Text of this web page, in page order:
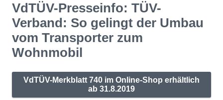
VdTÜV-Presseinfo: TÜV-
Verband: So gelingt der Umbau
vom Transporter zum
Wohnmobil
VdTÜV-Merkblatt 740 im Online-Shop erhältlich
ab 31.8.2019